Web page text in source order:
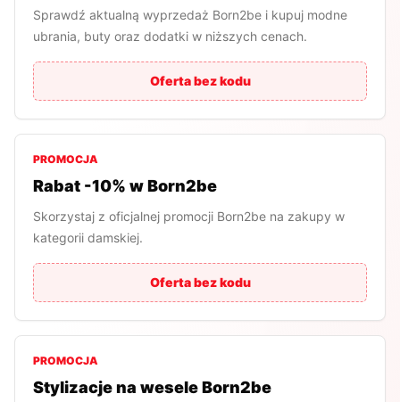
Sprawdź aktualną wyprzedaż Born2be i kupuj modne
ubrania, buty oraz dodatki w niższych cenach.
Oferta bez kodu
PROMOCJA
Rabat -10% w Born2be
Skorzystaj z oficjalnej promocji Born2be na zakupy w
kategorii damskiej.
Oferta bez kodu
PROMOCJA
Stylizacje na wesele Born2be